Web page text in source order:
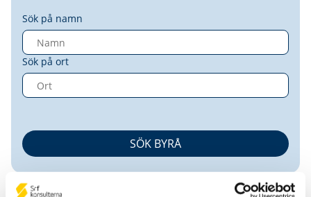
Sök på namn
Sök på ort